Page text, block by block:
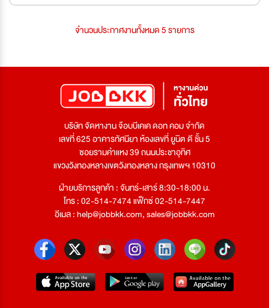
จำนวนประกาศงานทั้งหมด 5 รายการ
บริษัท จัดหางาน จ๊อบบีเคเค ดอท คอม จำกัด
เลขที่ 625 อาคารทัศนียา ห้องเลขที่ ยูนิต ดี ชั้น 5
ซอยรามคำแหง 39 ถนนประชาอุทิศ
แขวงวังทองหลางเขตวังทองหลาง กรุงเทพฯ 10310
ฝ่ายบริการลูกค้า : จันทร์-เสาร์ 8:30-18:00 น.
โทร : 02-514-7474 แฟ็กซ์ 02-514-7447
อีเมล :help@jobbkk.com,sales@jobbkk.com